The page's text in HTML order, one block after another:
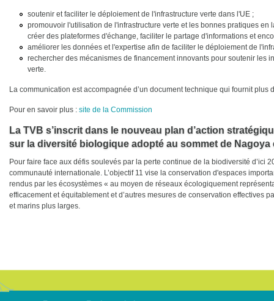
soutenir et faciliter le déploiement de l'infrastructure verte dans l'UE ;
promouvoir l'utilisation de l'infrastructure verte et les bonnes pratiques
créer des plateformes d'échange, faciliter le partage d'informations et
améliorer les données et l'expertise afin de faciliter le déploiement de
rechercher des mécanismes de financement innovants pour soutenir les
verte.
La communication est accompagnée d’un document technique qui fournit plus
Pour en savoir plus : site de la Commission
La TVB s’inscrit dans le nouveau plan d’action
sur la diversité biologique adopté au sommet de Nagoya
Pour faire face aux défis soulevés par la perte continue de la biodiversité d’ici
communauté internationale. L’objectif 11 vise la conservation d'espaces
rendus par les écosystèmes « au moyen de réseaux écologiquement
efficacement et équitablement et d’autres mesures de conservation effectives
et marins plus larges.